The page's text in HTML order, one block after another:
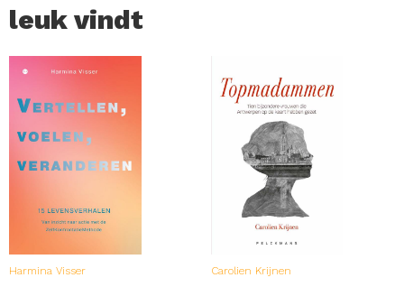
leuk vindt
Harmina Visser Carolien Krijnen